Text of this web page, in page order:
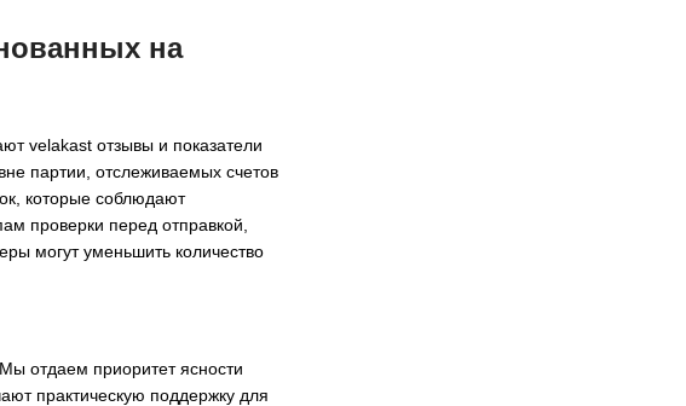
на
velakast отзывы и показатели
партии, отслеживаемых счетов
которые соблюдают
проверки перед отправкой,
могут уменьшить количество
отдаем приоритет ясности
практическую поддержку для